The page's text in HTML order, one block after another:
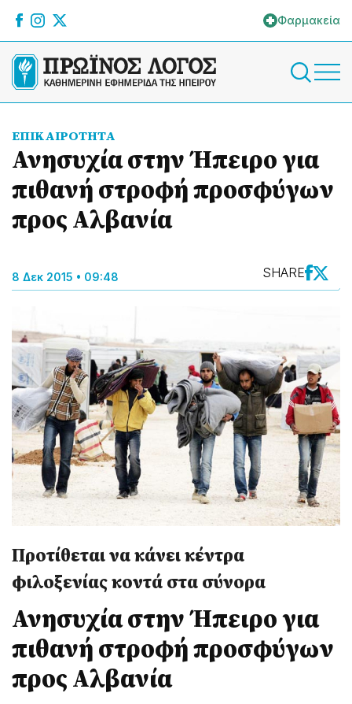
Φαρμακεία
ΕΠΙΚΑΙΡΟΤΗΤΑ
Ανησυχία στην Ήπειρο για
πιθανή στροφή προσφύγων
προς Αλβανία
8 Δεκ 2015 • 09:48 SHARE
Προτίθεται να κάνει κέντρα
φιλοξενίας κοντά στα σύνορα
Ανησυχία στην Ήπειρο για
πιθανή στροφή προσφύγων
προς Αλβανία